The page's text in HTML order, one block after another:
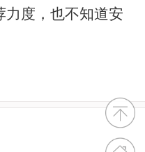
力度，也不知道安